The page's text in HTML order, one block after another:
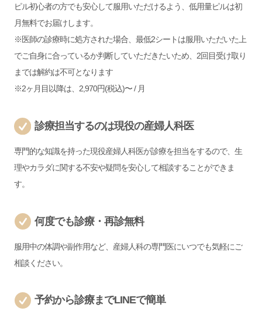
ピル初心者の方でも安心して服用いただけるよう、低用量ピルは初
月無料でお届けします。
※医師の診療時に処方された場合、最低2シートは服用いただいた上
でご自身に合っているか判断していただきたいため、2回目受け取り
までは解約は不可となります
※2ヶ月目以降は、2,970円(税込)〜 / 月
診療担当するのは現役の産婦人科医
専門的な知識を持った現役産婦人科医が診療を担当をするので、生
理やカラダに関する不安や疑問を安心して相談することができま
す。
何度でも診療・再診無料
服用中の体調や副作用など、産婦人科の専門医にいつでも気軽にご
相談ください。
予約から診療までLINEで簡単